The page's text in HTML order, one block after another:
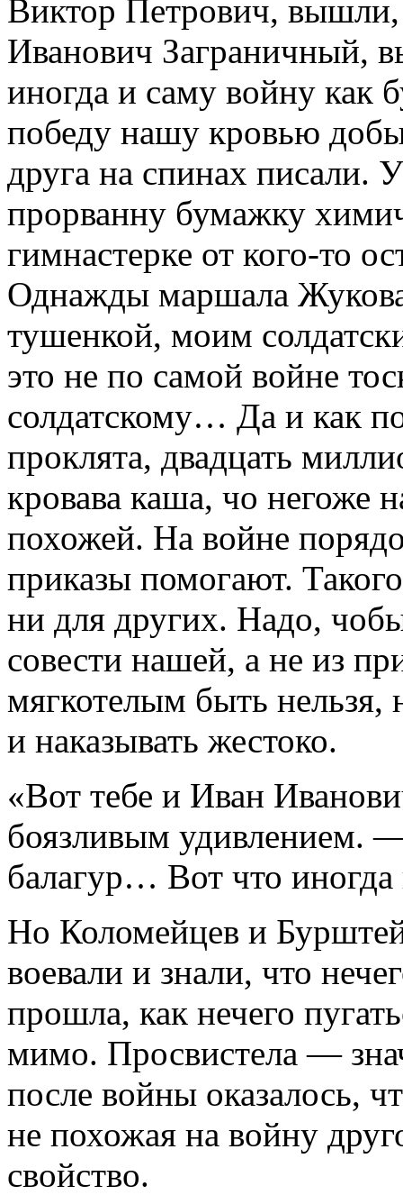
Виктор Петрович,
Иванович Заграничный,
иногда и саму войну как
победу нашу кровью
друга на спинах писали.
прорванну бумажку
гимнастерке от кого-то
Однажды маршала
тушенкой, моим
это не по самой войне
солдатскому… Да и как
проклята, двадцать
кровава каша, чо негоже
похожей. На войне
приказы помогают.
ни для других. Надо,
совести нашей, а не из
мягкотелым быть
и наказывать жестоко.
«Вот тебе и Иван
боязливым удивлением.
балагур… Вот что
Но Коломейцев и
воевали и знали, что
прошла, как нечего
мимо. Просвистела —
после войны оказалось,
не похожая на войну
свойство.